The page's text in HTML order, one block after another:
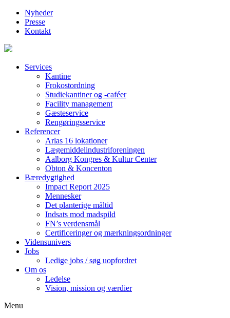
Nyheder
Presse
Kontakt
Services
Kantine
Frokostordning
Studiekantiner og -caféer
Facility management
Gæsteservice
Rengøringsservice
Referencer
Arlas 16 lokationer
Lægemiddelindustriforeningen
Aalborg Kongres & Kultur Center
Obton & Koncenton
Bæredygtighed
Impact Report 2025
Mennesker
Det planterige måltid
Indsats mod madspild
FN’s verdensmål
Certificeringer og mærkningsordninger
Vidensunivers
Jobs
Ledige jobs / søg uopfordret
Om os
Ledelse
Vision, mission og værdier
Menu